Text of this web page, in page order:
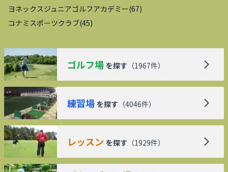
ヨネックスジュニアゴルフアカデミー(67)
コナミスポーツクラブ(45)
ゴルフ場 を探す （1967件）
練習場 を探す （4046件）
レッスン を探す （1929件）